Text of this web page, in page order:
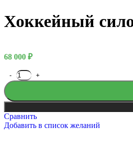
Хоккейный
68 000 ₽
Сравнить
Добавить в список желаний